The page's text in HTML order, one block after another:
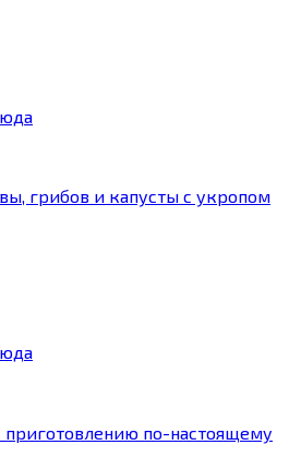
грибов и капусты с укропом
приготовлению по-настоящему